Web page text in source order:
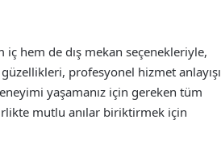
iç hem de dış mekan seçenekleriyle,
profesyonel hizmet anlayışı
yaşamanız için gereken tüm
mutlu anılar biriktirmek için